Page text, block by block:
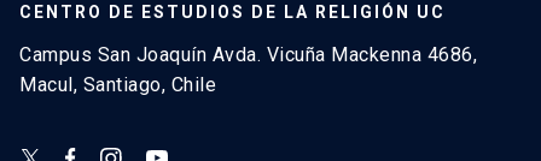
CENTRO DE ESTUDIOS DE LA RELIGIÓN UC
Campus San Joaquín Avda. Vicuña Mackenna 4686,
Macul, Santiago, Chile